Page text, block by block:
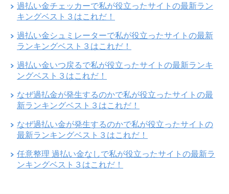
過払い金チェッカーで私が役立ったサイトの最新ラン
キングベスト３はこれだ！
過払い金シュミレーターで私が役立ったサイトの最新
ランキングベスト３はこれだ！
過払い金いつ戻るで私が役立ったサイトの最新ランキ
ングベスト３はこれだ！
なぜ過払金が発生するのかで私が役立ったサイトの最
新ランキングベスト３はこれだ！
なぜ過払い金が発生するのかで私が役立ったサイトの
最新ランキングベスト３はこれだ！
任意整理 過払い金なしで私が役立ったサイトの最新ラ
ンキングベスト３はこれだ！